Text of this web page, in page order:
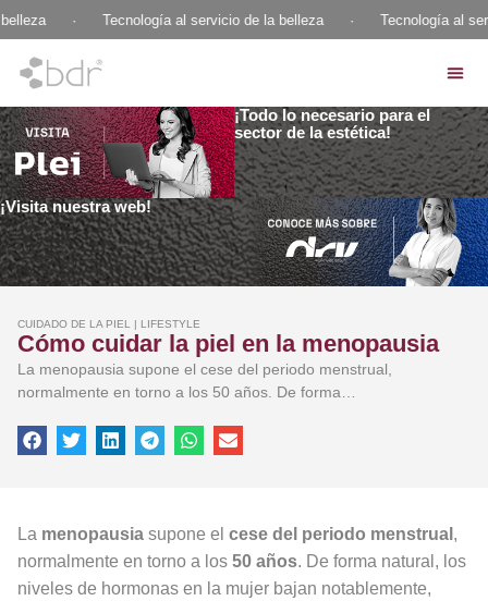
Tecnología al servicio de la belleza Tecnología al
¡Todo lo necesario para el
sector de la estética!
¡Visita nuestra web!
CUIDADO DE LA PIEL | LIFESTYLE
Cómo cuidar la piel en la menopausia
La menopausia supone el cese del periodo menstrual,
normalmente en torno a los 50 años. De forma…
La menopausia supone el cese del periodo menstrual ,
normalmente en torno a los 50 años. De forma natural, los
niveles de hormonas en la mujer bajan notablemente,